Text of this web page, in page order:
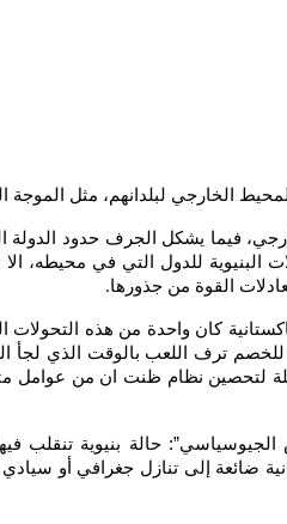
الخارجي لبلدانهم، مثل
فيما يشكل الجرف حدود
البنيوية للدول التي في
القوة من جذورها.
كان واحدة من هذه
للخصم ترف اللعب بالوقت الذي
لتحصين نظام ظنت ان من عوامل
حالة بنيوية تنقلب
ضائعة إلى تنازل جغرافي أو